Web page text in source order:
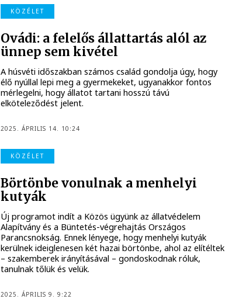
KÖZÉLET
Ovádi: a felelős állattartás alól az
ünnep sem kivétel
A húsvéti időszakban számos család gondolja úgy, hogy
élő nyúllal lepi meg a gyermekeket, ugyanakkor fontos
mérlegelni, hogy állatot tartani hosszú távú
elköteleződést jelent.
2025. ÁPRILIS 14. 10:24
KÖZÉLET
Börtönbe vonulnak a menhelyi
kutyák
Új programot indít a Közös ügyünk az állatvédelem
Alapítvány és a Büntetés-végrehajtás Országos
Parancsnokság. Ennek lényege, hogy menhelyi kutyák
kerülnek ideiglenesen két hazai börtönbe, ahol az elítéltek
– szakemberek irányításával – gondoskodnak róluk,
tanulnak tőlük és velük.
2025. ÁPRILIS 9. 9:22